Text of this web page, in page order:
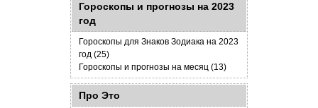
Гороскопы и прогнозы на 2023
год
Гороскопы для Знаков Зодиака на 2023
год (25)
Гороскопы и прогнозы на месяц (13)
Про Это